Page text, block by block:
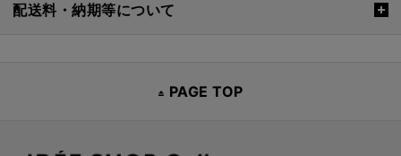
配送料・納期等について
PAGE TOP